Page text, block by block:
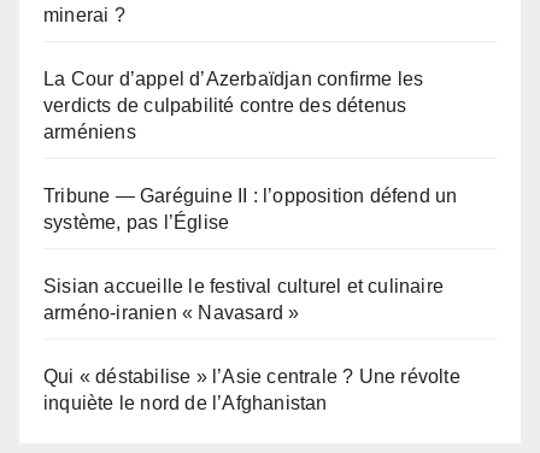
minerai ?
La Cour d’appel d’Azerbaïdjan confirme les
verdicts de culpabilité contre des détenus
arméniens
Tribune — Garéguine II : l’opposition défend un
système, pas l’Église
Sisian accueille le festival culturel et culinaire
arméno-iranien « Navasard »
Qui « déstabilise » l’Asie centrale ? Une révolte
inquiète le nord de l’Afghanistan